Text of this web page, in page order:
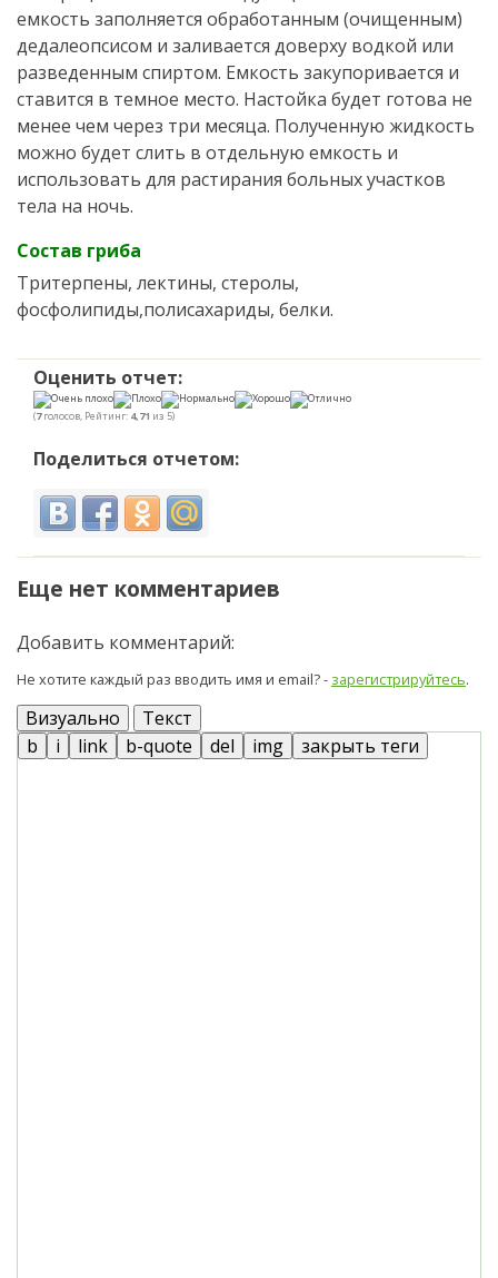
емкость заполняется обработанным (очищенным)
дедалеопсисом и заливается доверху водкой или
разведенным спиртом. Емкость закупоривается и
ставится в темное место. Настойка будет готова не
менее чем через три месяца. Полученную жидкость
можно будет слить в отдельную емкость и
использовать для растирания больных участков
тела на ночь.
Состав гриба
Тритерпены, лектины, стеролы,
фосфолипиды,полисахариды, белки.
Оценить отчет:
(7голосов, Рейтинг: 4,71 из 5)
Поделиться отчетом:
Еще нет комментариев
Добавить комментарий:
Не хотите каждый раз вводить имя и email? - зарегистрируйтесь.
Визуально Текст